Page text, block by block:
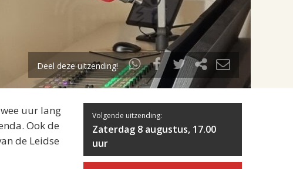
Deel deze uitzending!
uur lang
Ook de
de Leidse
Volgende uitzending:
Zaterdag 8 augustus, 17.00
uur